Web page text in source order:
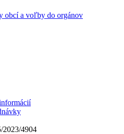
obcí a voľby do orgánov
2023/4904